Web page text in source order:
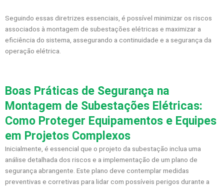
Seguindo essas diretrizes essenciais, é possível minimizar os riscos
associados à montagem de subestações elétricas e maximizar a
eficiência do sistema, assegurando a continuidade e a segurança da
operação elétrica.
Boas Práticas de Segurança na
Montagem de Subestações Elétricas:
Como Proteger Equipamentos e Equipes
em Projetos Complexos
Inicialmente, é essencial que o projeto da subestação inclua uma
análise detalhada dos riscos e a implementação de um plano de
segurança abrangente. Este plano deve contemplar medidas
preventivas e corretivas para lidar com possíveis perigos durante a